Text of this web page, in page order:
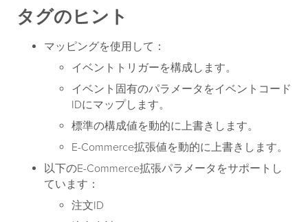
タグのヒント
マッピングを使用して：
イベントトリガーを構成します。
イベント固有のパラメータをイベントコード
IDにマップします。
標準の構成値を動的に上書きします。
E-Commerce拡張値を動的に上書きします。
以下のE-Commerce拡張パラメータをサポートし
ています：
注文ID